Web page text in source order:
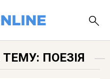
ТЕМУ: ПОЕЗІЯ